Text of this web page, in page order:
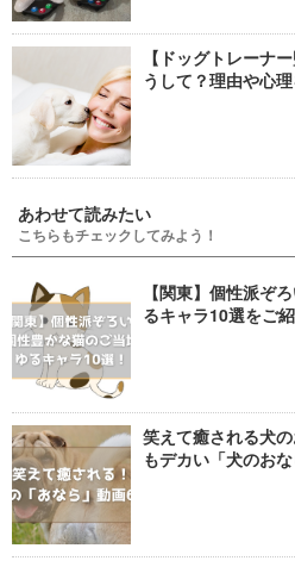
【ドッグトレーナ
うして？理由や心
あわせて読みたい
こちらもチェックしてみよう！
【関東】個性派ぞ
るキャラ10選をご紹
笑えて癒される犬
もデカい「犬のお